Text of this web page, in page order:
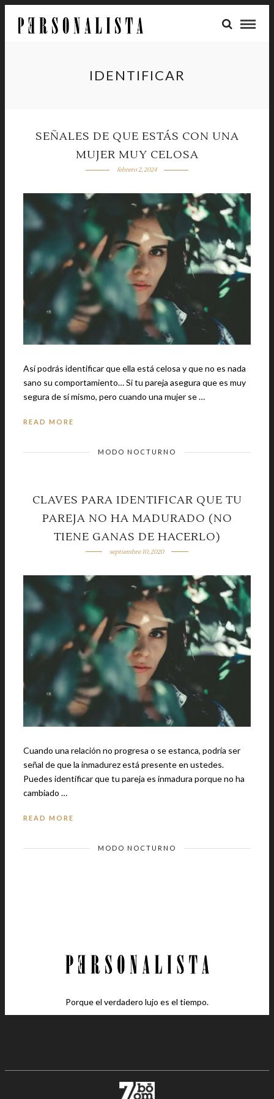
IDENTIFICAR
SEÑALES DE QUE ESTÁS CON UNA
MUJER MUY CELOSA
febrero 2, 2024
Así podrás identificar que ella está celosa y que no es nada
sano su comportamiento… Si tu pareja asegura que es muy
segura de sí mismo, pero cuando una mujer se …
READ MORE
MODO NOCTURNO
CLAVES PARA IDENTIFICAR QUE TU
PAREJA NO HA MADURADO (NO
TIENE GANAS DE HACERLO)
septiembre 10, 2020
Cuando una relación no progresa o se estanca, podría ser
señal de que la inmadurez está presente en ustedes.
Puedes identificar que tu pareja es inmadura porque no ha
cambiado …
READ MORE
MODO NOCTURNO
Porque el verdadero lujo es el tiempo.